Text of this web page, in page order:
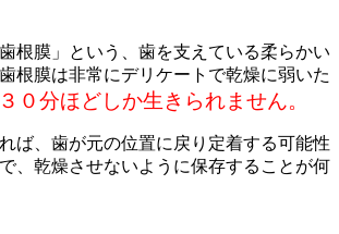
根膜」という、歯を支えている柔らかい
根膜は非常にデリケートで乾燥に弱いた
０分ほどしか生きられません。
ば、歯が元の位置に戻り定着する可能性
、乾燥させないように保存することが何